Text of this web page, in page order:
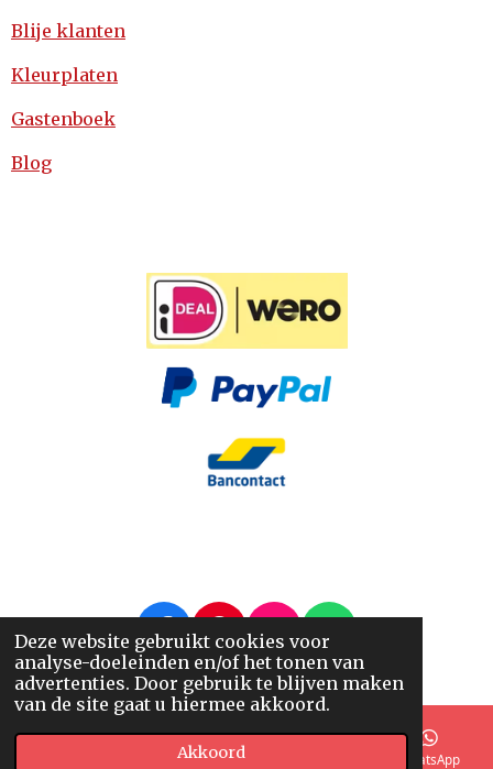
Deze website gebruikt cookies voor
analyse-doeleinden en/of het tonen van
advertenties. Door gebruik te blijven maken
van de site gaat u hiermee akkoord.
Akkoord
Blije klanten
Kleurplaten
Gastenboek
Blog
F
a
c
e
P
i
n
t
e
I
n
s
t
W
h
a
t
© 2014 - 2026 Nappi.nl
Telefoonnummer WhatsApp